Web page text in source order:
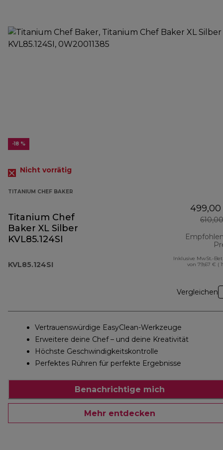
-18 %
Nicht vorrätig
TITANIUM CHEF BAKER
Titanium Chef
Baker XL Silber
KVL85.124SI
KVL85.124SI
Inklusive MwSt.-
von 79,67 € (
Vergleichen
Vertrauenswürdige EasyClean-Werkzeuge
Erweitere deine Chef – und deine Kreativität
Höchste Geschwindigkeitskontrolle
Perfektes Rühren für perfekte Ergebnisse
Benachrichtige mich
Mehr entdecken